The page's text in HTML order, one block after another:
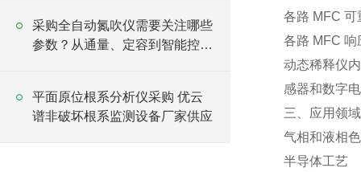
各路 MFC 可
各路 MFC
动态稀释仪
感器和数字
三、应用领域
气相和液相
半导体工艺
采购全自动氮吹仪需要关注哪些
参数？从通量、定容到智能控制
平面原位根系分析仪采购 优云
谱非破坏根系监测设备厂家供应